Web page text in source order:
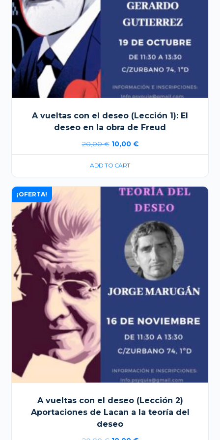
A vueltas con el deseo (Lección 1): El
deseo en la obra de Freud
20,00€ El
precio
original
20,00 €.
10,00 €El
precio
10,00 €.
ADD TO CART
¡OFERTA!
A vueltas con el deseo (Lección 2)
Aportaciones de Lacan a la teoría del
deseo